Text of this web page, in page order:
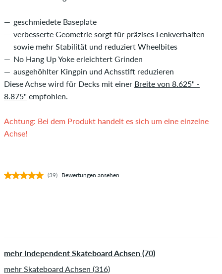
geschmiedete Baseplate
verbesserte Geometrie sorgt für präzises Lenkverhalten
sowie mehr Stabilität und reduziert Wheelbites
No Hang Up Yoke erleichtert Grinden
ausgehöhlter Kingpin und Achsstift reduzieren
Diese Achse wird für Decks mit einer Breite von 8.625" -
8.875" empfohlen.
Achtung: Bei dem Produkt handelt es sich um eine einzelne
Achse!
(39) Bewertungen ansehen
mehr Independent Skateboard Achsen (70)
mehr Skateboard Achsen (316)